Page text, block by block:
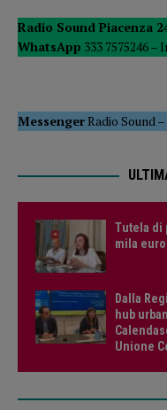
Radio Sound Piacenza
WhatsApp 333 7575246 –
MessengerRadio Sound –
Tutela di
mila
Dalla
hub
Unione